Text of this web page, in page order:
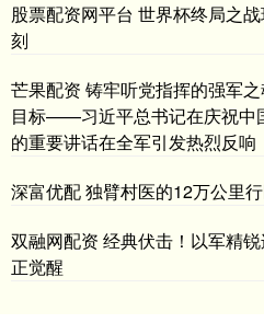
股票配资网平台 世界杯终局之
刻
芒果配资 铸牢听党指挥的强军
目标——习近平总书记在庆祝中
的重要讲话在全军引发热烈反响
深富优配 独臂村医的12万公里
双融网配资 经典伏击！以军精
正觉醒